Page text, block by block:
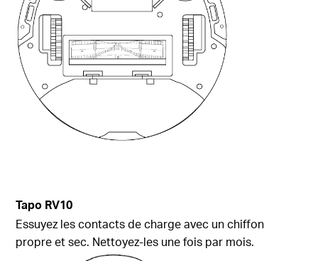
Tapo RV10
Essuyez les contacts de charge avec un chiffon
propre et sec. Nettoyez-les une fois par mois.